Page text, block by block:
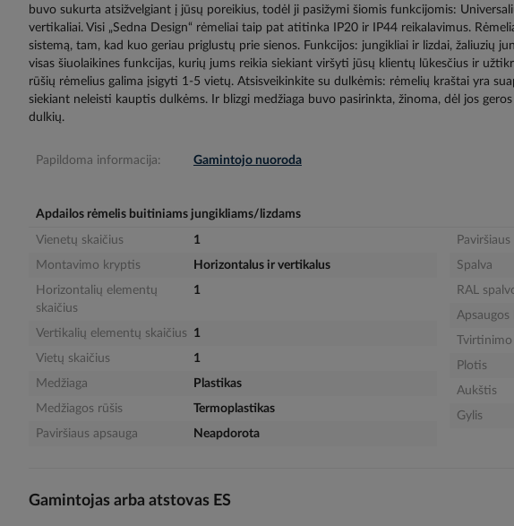
gallery
buvo sukurta atsižvelgiant į jūsų poreikius, todėl ji pasižymi šiomis funkcijomis:
vertikaliai. Visi „Sedna Design“ rėmeliai taip pat atitinka IP20 ir IP44 reikalavimus.
sistemą, tam, kad kuo geriau priglustų prie sienos. Funkcijos: jungikliai ir lizdai, žaliuzių
visas šiuolaikines funkcijas, kurių jums reikia siekiant viršyti jūsų klientų lūkesčius ir
rūšių rėmelius galima įsigyti 1-5 vietų. Atsisveikinkite su dulkėmis: rėmelių kraštai yra
siekiant neleisti kauptis dulkėms. Ir blizgi medžiaga buvo pasirinkta, žinoma, dėl jos
dulkių.
Papildoma informacija: Gamintojo nuoroda
Apdailos rėmelis buitiniams jungikliams/lizdams
Vienetų skaičius
1
Montavimo kryptis
Horizontalus ir vertikalus
Horizontalių elementų
skaičius
1
Vertikalių elementų skaičius
1
Vietų skaičius
1
Medžiaga
Plastikas
Medžiagos rūšis
Termoplastikas
Paviršiaus apsauga
Neapdorota
Spalva
RAL
Apsaugos
Plotis
Aukštis
Gylis
Gamintojas arba atstovas ES